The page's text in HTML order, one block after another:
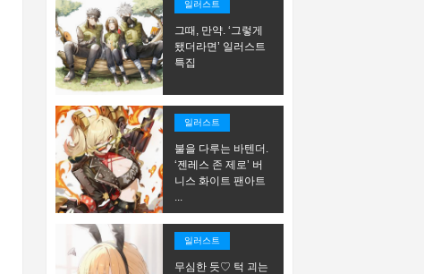
일러스트
그때, 만약. ‘그렇게
됐더라면’ 일러스트
특집
일러스트
불을 다루는 바텐더.
‘젠레스 존 제로’ 버
니스 화이트 팬아트
...
일러스트
무심한 듯♡ 턱 괴는